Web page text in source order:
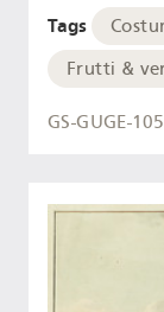
Tags
Frutti &
GS-GUGE-